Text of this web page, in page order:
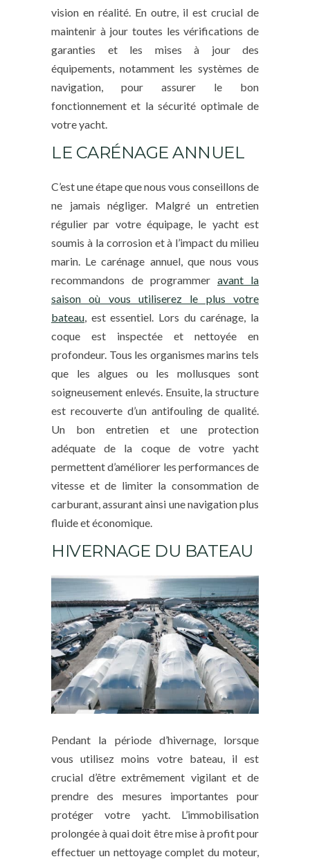
vision en réalité. En outre, il est crucial de
maintenir à jour toutes les vérifications de
garanties et les mises à jour des
équipements, notamment les systèmes de
navigation, pour assurer le bon
fonctionnement et la sécurité optimale de
votre yacht.
LE CARÉNAGE ANNUEL
C’est une étape que nous vous conseillons de
ne jamais négliger. Malgré un entretien
régulier par votre équipage, le yacht est
soumis à la corrosion et à l’impact du milieu
marin. Le carénage annuel, que nous vous
recommandons de programmer avant la
saison où vous utiliserez le plus votre
bateau, est essentiel. Lors du carénage, la
coque est inspectée et nettoyée en
profondeur. Tous les organismes marins tels
que les algues ou les mollusques sont
soigneusement enlevés. Ensuite, la structure
est recouverte d’un antifouling de qualité.
Un bon entretien et une protection
adéquate de la coque de votre yacht
permettent d’améliorer les performances de
vitesse et de limiter la consommation de
carburant, assurant ainsi une navigation plus
fluide et économique.
HIVERNAGE DU BATEAU
Pendant la période d’hivernage, lorsque
vous utilisez moins votre bateau, il est
crucial d’être extrêmement vigilant et de
prendre des mesures importantes pour
protéger votre yacht. L’immobilisation
prolongée à quai doit être mise à profit pour
effectuer un nettoyage complet du moteur,